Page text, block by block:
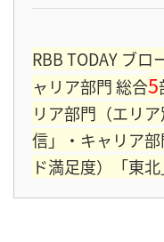
RBB TODAY ブ
ャリア部門 総合5
リア部門（エリ
信」・キャリア
ド満足度）「東